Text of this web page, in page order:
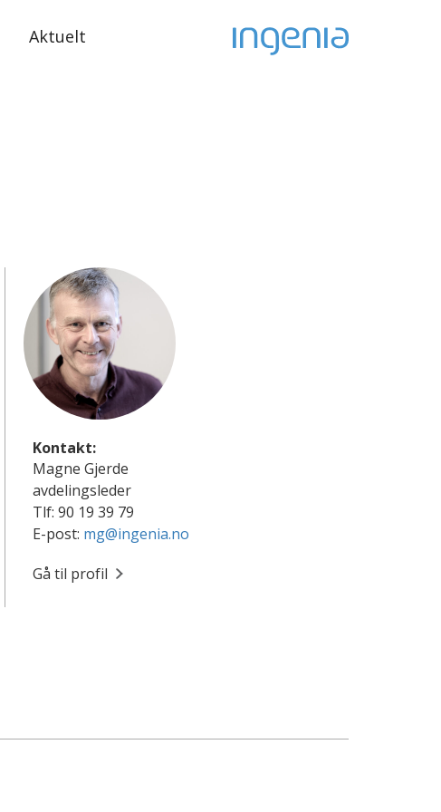
Aktuelt
Kontakt:
Magne Gjerde
avdelingsleder
Tlf: 90 19 39 79
E-post: mg@ingenia.no
Gå til profil